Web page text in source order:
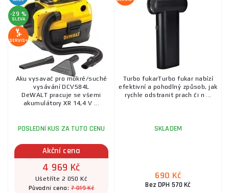
stále využívat sáčky, které nabízejí jistou úroveň pohodlí při
likvidaci nečistot.
-29 %
SLEVA
SERVIS+
Aku vysavač pro mokré/suché
vysávání DCV584L
DeWALT pracuje se všemi
akumulátory XR 14,4 V ...
POSLEDNÍ KUS ZA TUTO CENU
Akční cena
4 969 Kč
Ušetříte 2 050 Kč
Původní cena:7 019 Kč
Turbo fukarTurbo fukar nabízí
efektivní a pohodlný způsob, jak
rychle odstranit prach či n ...
SKLADEM
690 Kč
Bez DPH 570 Kč